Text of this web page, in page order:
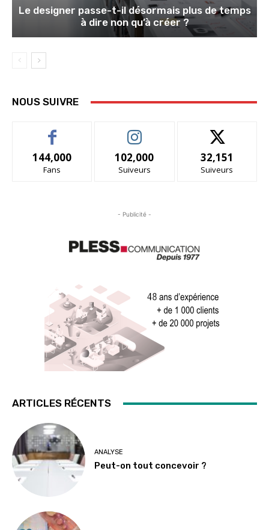
Le designer passe-t-il désormais plus de temps
à dire non qu’à créer ?
NOUS SUIVRE
144,000
Fans
102,000
Suiveurs
32,151
Suiveurs
- Publicité -
ARTICLES RÉCENTS
ANALYSE
Peut-on tout concevoir ?